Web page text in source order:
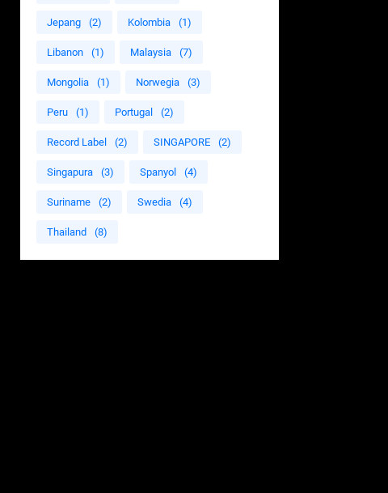
Jepang (2) Kolombia (1)
Libanon (1) Malaysia (7)
Mongolia (1) Norwegia (3)
Peru (1) Portugal (2)
Record Label (2) SINGAPORE (2)
Singapura (3) Spanyol (4)
Suriname (2) Swedia (4)
Thailand (8)